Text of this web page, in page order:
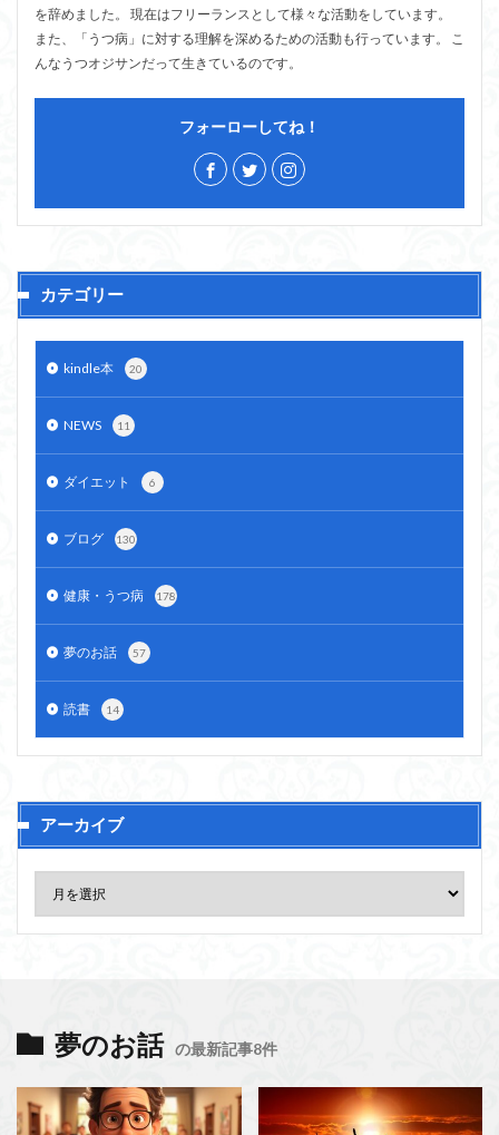
を辞めました。 現在はフリーランスとして様々な活動をしています。
また、「うつ病」に対する理解を深めるための活動も行っています。 こ
んなうつオジサンだって生きているのです。
フォーローしてね！
カテゴリー
kindle本 20
NEWS 11
ダイエット 6
ブログ 130
健康・うつ病 178
夢のお話 57
読書 14
アーカイブ
夢のお話 の最新記事8件